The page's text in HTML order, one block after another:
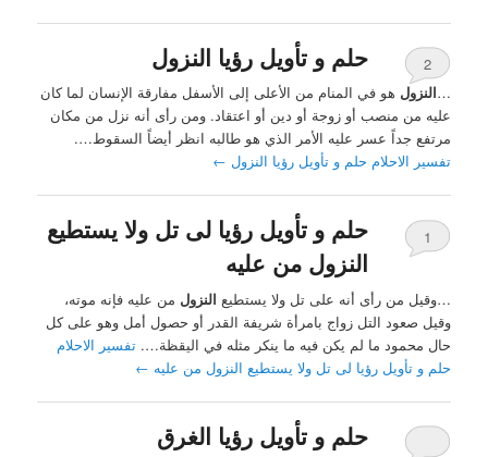
حلم و تأويل رؤيا النزول
2
…النزول هو في المنام من الأعلى إلى الأسفل مفارقة الإنسان لما كان
عليه من منصب أو زوجة أو دين أو اعتقاد. ومن رأى أنه نزل من مكان
مرتفع جداً عسر عليه الأمر الذي هو طالبه انظر أيضاً السقوط….
تفسير الاحلام حلم و تأويل رؤيا النزول ←
حلم و تأويل رؤيا لى تل ولا يستطيع
النزول من عليه
1
…وقيل من رأى أنه على تل ولا يستطيع النزول من عليه فإنه موته،
وقيل صعود التل زواج بامرأة شريفة القدر أو حصول أمل وهو على كل
حال محمود ما لم يكن فيه ما ينكر مثله في اليقظة….تفسير الاحلام
حلم و تأويل رؤيا لى تل ولا يستطيع النزول من عليه ←
حلم و تأويل رؤيا الغرق